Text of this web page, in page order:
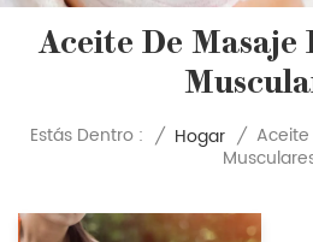
Aceite De Masaje
Estás Dentro : / Hogar / Aceite